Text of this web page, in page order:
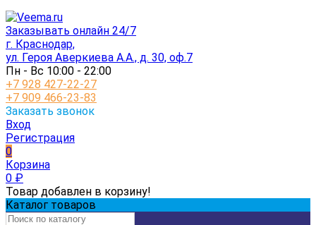
Заказывать онлайн 24/7
г. Краснодар,
ул. Героя Аверкиева А.А., д. 30, оф.7
Пн - Вс 10:00 - 22:00
+7 928 427-22-27
+7 909 466-23-83
Заказать звонок
Вход
Регистрация
0
Корзина
0 ₽
Товар добавлен в корзину!
Каталог товаров